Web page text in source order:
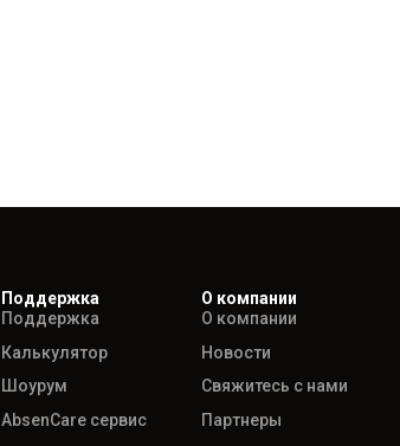
Поддержка
Поддержка
Калькулятор
Шоурум
AbsenCare сервис
О компании
О компании
Новости
Свяжитесь с нами
Партнеры